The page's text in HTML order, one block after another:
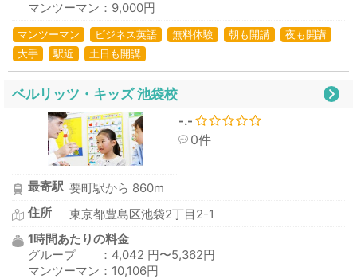
マンツーマン：9,000円
マンツーマン ビジネス英語 無料体験 朝も開講
夜も開講
大手
駅近 土日も開講
ベルリッツ・キッズ 池袋校
-.-
0件
最寄駅 要町駅から 860m
住所
東京都豊島区池袋2丁目2-1
1時間あたりの料金
グループ ：4,042 円〜5,362円
マンツーマン：10,106円